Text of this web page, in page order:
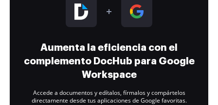
Aumenta la eficiencia con el
complemento DocHub para Google
Workspace
Accede a documentos y edítalos, fírmalos y compártelos
directamente desde tus aplicaciones de Google favoritas.